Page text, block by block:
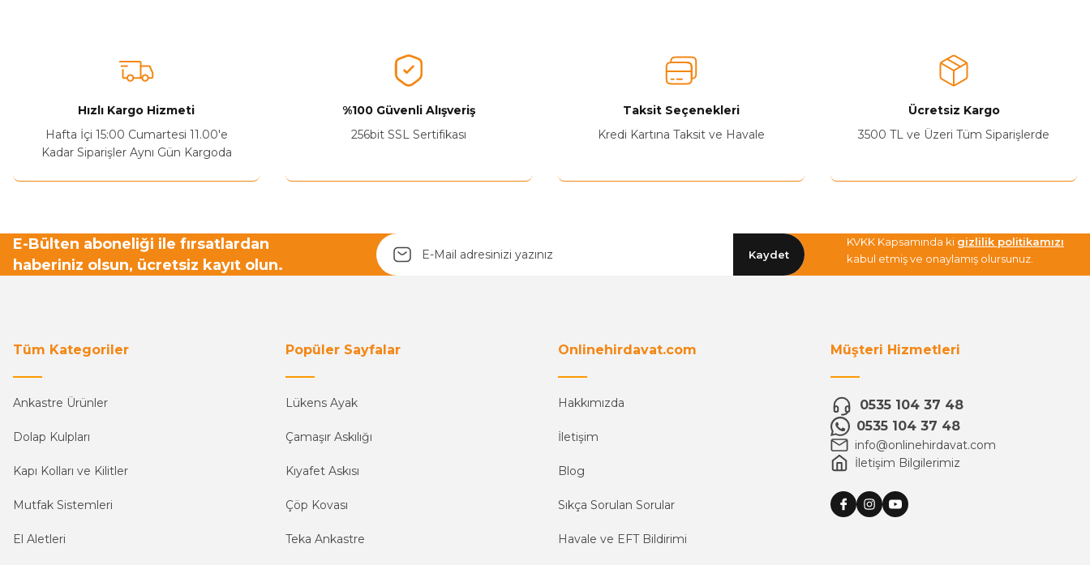
Ürün açıklamasında eksik bilgiler bulunuyor.
Bu ürüne benzer farklı alternatifler olmalı.
Yetkiliye Gönder
Hızlı Kargo Hizmeti
Hafta İçi 15:00 Cumartesi 11.00'e
Kadar Siparişler Aynı Gün Kargoda
%100 Güvenli Alışveriş
256bit SSL Sertifikası
Taksit Seçenekleri
Kredi Kartına Taksit ve Havale
Ücretsiz Kargo
3500 TL ve Üzeri Tüm Siparişlerde
E-Bülten aboneliği ile fırsatlardan
haberiniz olsun, ücretsiz kayıt olun.
Kaydet
KVKK Kapsamında ki gizlilik politikamızı
kabul etmiş ve onaylamış olursunuz.
Tüm Kategoriler
Ankastre Ürünler
Dolap Kulpları
Kapı Kolları ve Kilitler
Mutfak Sistemleri
El Aletleri
Popüler Sayfalar
Lükens Ayak
Çamaşır Askılığı
Kıyafet Askısı
Çöp Kovası
Teka Ankastre
Onlinehirdavat.com
Hakkımızda
İletişim
Blog
Sıkça Sorulan Sorular
Havale ve EFT Bildirimi
Müşteri Hizmetleri
0535 104 37 48
0535 104 37 48
info@onlinehirdavat.com
İletişim Bilgilerimiz